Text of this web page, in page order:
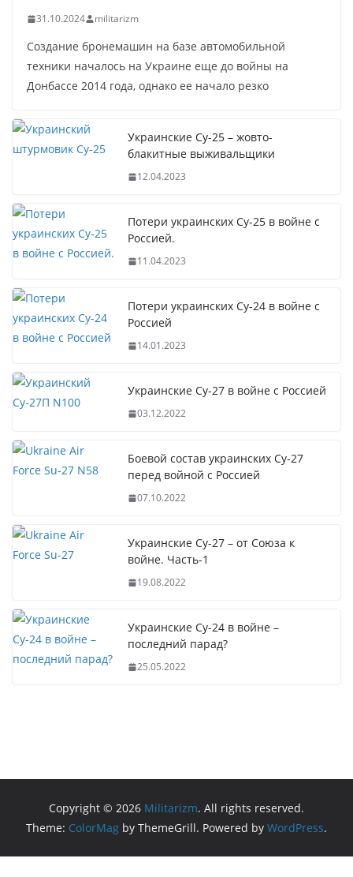
31.10.2024 militarizm
Создание бронемашин на базе автомобильной
техники началось на Украине еще до войны на
Донбассе 2014 года, однако ее начало резко
Украинские Су-25 – жовто-
блакитные выживальщики
12.04.2023
Потери украинских Су-25 в войне с
Россией.
11.04.2023
Потери украинских Су-24 в войне с
Россией
14.01.2023
Украинские Су-27 в войне с Россией
03.12.2022
Боевой состав украинских Су-27
перед войной с Россией
07.10.2022
Украинские Су-27 – от Союза к
войне. Часть-1
19.08.2022
Украинские Су-24 в войне –
последний парад?
25.05.2022
Copyright © 2026 Militarizm. All rights reserved.
Theme: ColorMag by ThemeGrill. Powered by WordPress.